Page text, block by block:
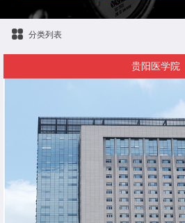
分类列表
贵阳医学院